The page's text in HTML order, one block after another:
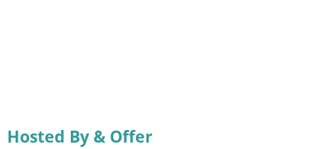
Hosted By & Offer